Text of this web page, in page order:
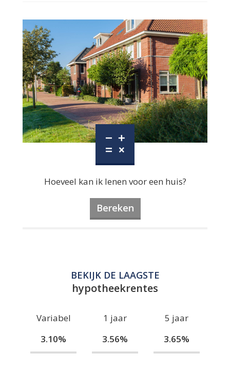
Hoeveel kan ik lenen voor een huis?
Bereken
BEKIJK DE LAAGSTE
hypotheekrentes
Variabel
3.10%
1 jaar
3.56%
5 jaar
3.65%